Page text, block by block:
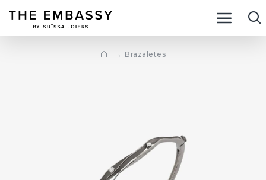
Brazaletes